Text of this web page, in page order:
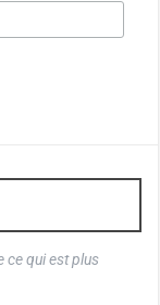
ce qui est plus